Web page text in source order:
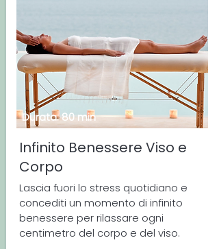
Durata: 80 min
Infinito Benessere Viso e
Corpo
Lascia fuori lo stress quotidiano e
concediti un momento di infinito
benessere per rilassare ogni
centimetro del corpo e del viso.